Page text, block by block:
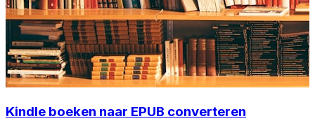
Kindle boeken naar EPUB converteren